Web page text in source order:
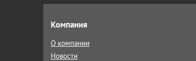
Компания
О компании
Новости